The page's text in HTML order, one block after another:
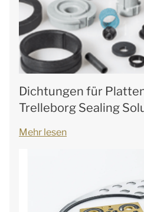
Dichtungen für
Trelleborg Sealing
Mehr lesen